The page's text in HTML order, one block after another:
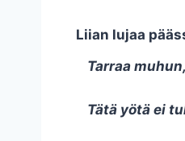
Liian lujaa
Tarraa
Tätä yötä ei